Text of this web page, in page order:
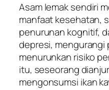
Asam lemak sendiri
manfaat kesehatan,
penurunan kognitif,
depresi, mengurangi
menurunkan risiko
itu, seseorang
mengonsumsi ikan